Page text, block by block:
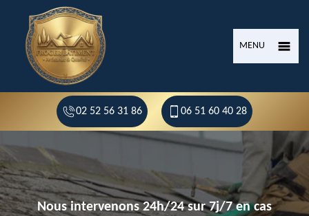
MENU
02 52 56 31 86 06 51 60 40 28
Nous intervenons 24h/24 sur 7j/7 en cas